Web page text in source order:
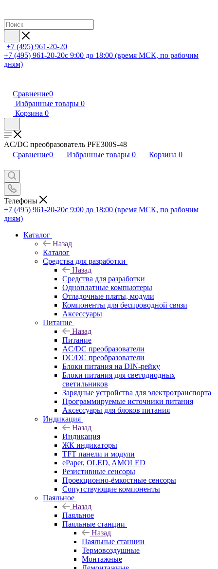
+7 (495) 961-20-20
+7 (495) 961-20-20с 9:00 до 18:00 (время МСК, по рабочим
дням)
Сравнение0
Избранные товары 0
Корзина 0
AC/DC преобразователь PFE300S-48
Сравнение0 Избранные товары 0 Корзина 0
Телефоны
+7 (495) 961-20-20с 9:00 до 18:00 (время МСК, по рабочим
дням)
Каталог
Назад
Каталог
Средства для разработки
Назад
Средства для разработки
Одноплатные компьютеры
Отладочные платы, модули
Компоненты для беспроводной связи
Аксессуары
Питание
Назад
Питание
AC/DC преобразователи
DC/DC преобразователи
Блоки питания на DIN-рейку
Блоки питания для светодиодных
светильников
Зарядные устройства для электротранспорта
Программируемые источники питания
Аксессуары для блоков питания
Индикация
Назад
Индикация
ЖК индикаторы
TFT панели и модули
ePaper, OLED, AMOLED
Резистивные сенсоры
Проекционно-ёмкостные сенсоры
Сопутствующие компоненты
Паяльное
Назад
Паяльное
Паяльные станции
Назад
Паяльные станции
Термовоздушные
Монтажные